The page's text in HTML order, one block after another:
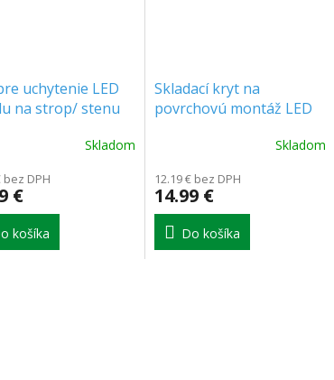
uchytenie LED
na strop/ stenu
Skladom
bez DPH
€
košíka
Skladací kryt na
povrchovú montáž LED
Skladom
12.19 € bez DPH
14.99 €
Do košíka